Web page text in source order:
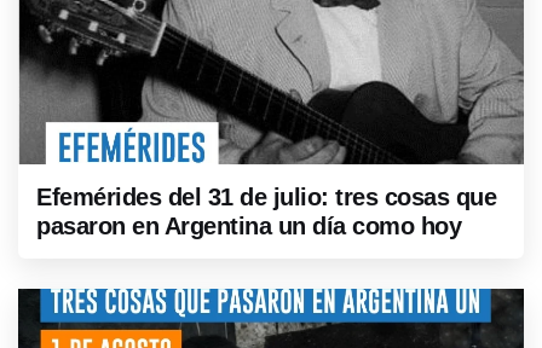
Efemérides del 31 de julio: tres cosas que
pasaron en Argentina un día como hoy